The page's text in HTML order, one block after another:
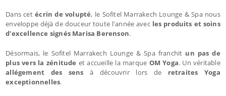
Dans cetécrin de volupté, le Sofitel Marrakech Lounge & Spa nous
enveloppe déjà de douceur toute l'année avec les produits et soins
d'excellence signés Marisa Berenson.
Désormais, le Sofitel Marrakech Lounge & Spa franchit un pas de
plus vers la zénitude et accueille la marque OM Yoga. Un véritable
allégement des sensà découvrir lors de retraites Yoga
exceptionnelles.